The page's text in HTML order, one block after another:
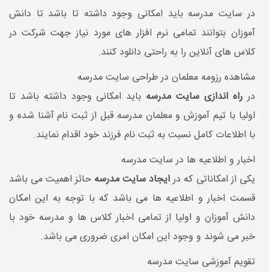
در سایت مدرسه باید امکانی وجود داشته تا باشد تا دانش
آموزان بتوانند تمامی نرم افزار های مورد نیاز جهت شرکت در
کلاس های آنلاین را به راحتی دانلود کنند.
مشاهده رزومه معلمان در طراحی سایت مدرسه
درراه اندازی سایت مدرسه باید امکانی وجود داشته باشد تا
اولیا با تیم آموزش و معلمان مدرسه قبل از ثبت نام آشنا شده و
با اطلاعات کامل نسبت به ثبت نام فرزند خود اقدام نمایند.
اخبار و اطلاعیه ها در سایت مدرسه
یکی از امکاناتی که درایجاد سایت مدرسه حائز اهمیت می باشد
قسمت اخبار و اطلاعیه ها می باشد که با توجه به این امکان
دانش آموزان و اولیا از تمامی اخبار کلاس ها و مدرسه خود با
خبر می شوند و وجود این امکان امری ضروری می باشد.
تقویم آموزشی سایت مدرسه